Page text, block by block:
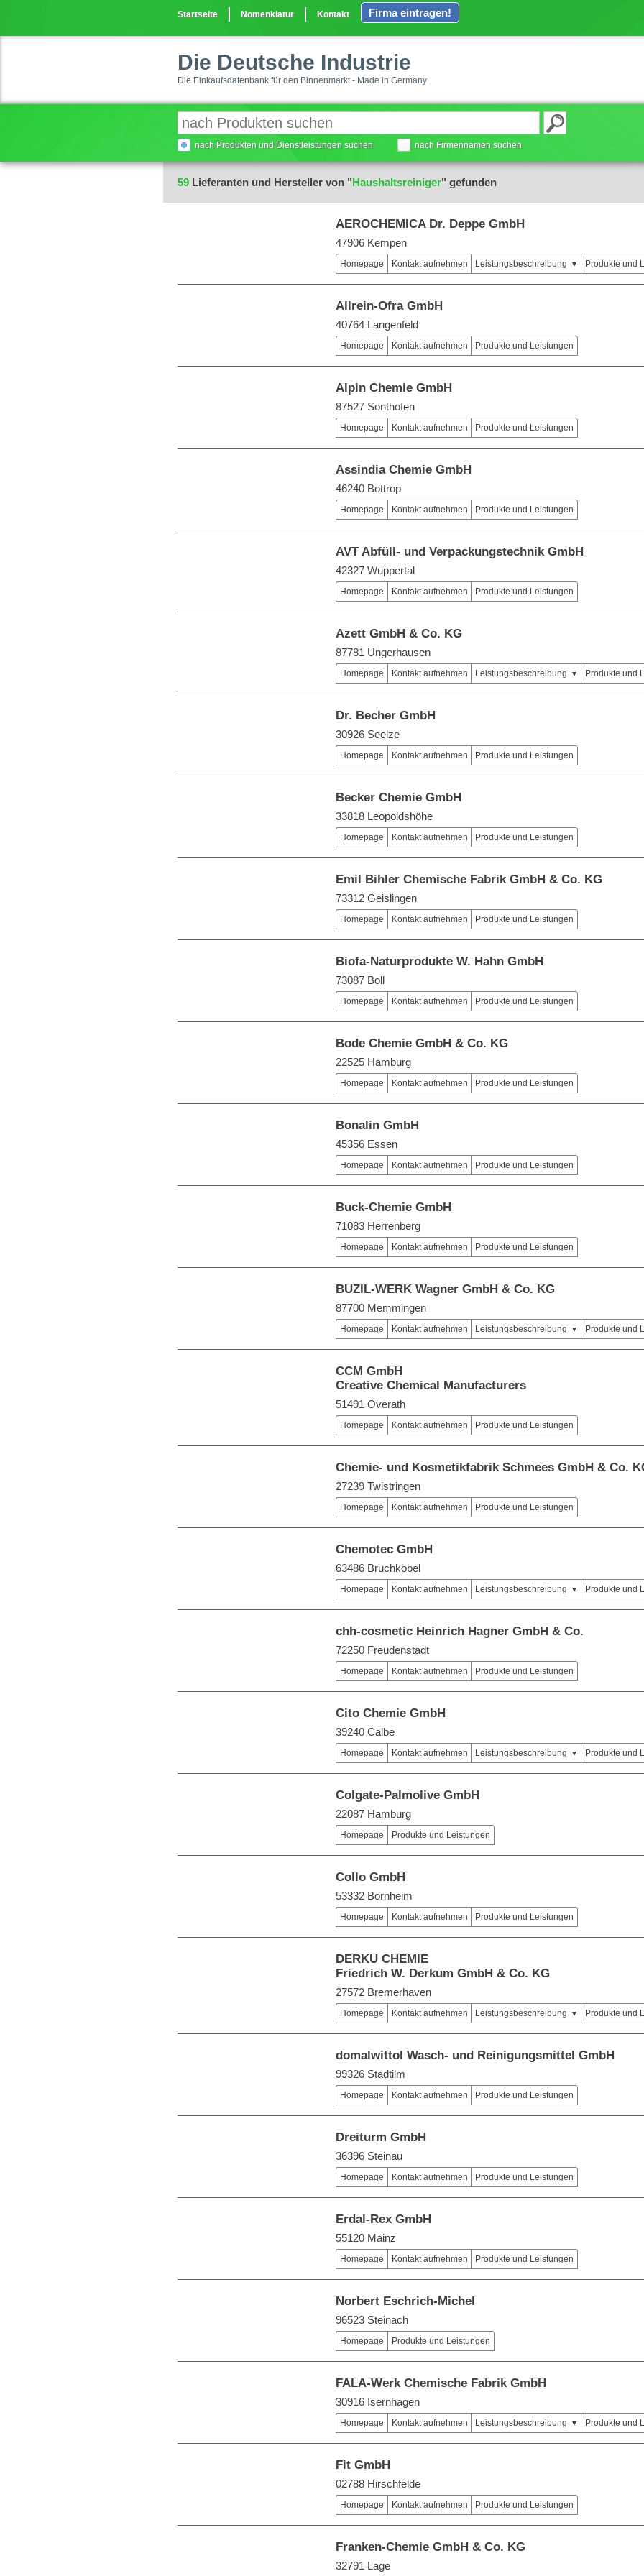
Startseite Nomenklatur Kontakt Firma eintragen!
Die Deutsche Industrie
Die Einkaufsdatenbank für den Binnenmarkt - Made in Germany
nach Produkten und Dienstleistungen suchen nach Firmennamen suchen
59 Lieferanten und Hersteller von "Haushaltsreiniger" gefunden
AEROCHEMICA Dr. Deppe GmbH
47906 Kempen
Homepage Kontakt aufnehmen Leistungsbeschreibung Produkte und
Allrein-Ofra GmbH
40764 Langenfeld
Homepage Kontakt aufnehmen Produkte und Leistungen
Alpin Chemie GmbH
87527 Sonthofen
Homepage Kontakt aufnehmen Produkte und Leistungen
Assindia Chemie GmbH
46240 Bottrop
Homepage Kontakt aufnehmen Produkte und Leistungen
AVT Abfüll- und Verpackungstechnik GmbH
42327 Wuppertal
Homepage Kontakt aufnehmen Produkte und Leistungen
Azett GmbH & Co. KG
87781 Ungerhausen
Homepage Kontakt aufnehmen Leistungsbeschreibung Produkte und
Dr. Becher GmbH
30926 Seelze
Homepage Kontakt aufnehmen Produkte und Leistungen
Becker Chemie GmbH
33818 Leopoldshöhe
Homepage Kontakt aufnehmen Produkte und Leistungen
Emil Bihler Chemische Fabrik GmbH & Co. KG
73312 Geislingen
Homepage Kontakt aufnehmen Produkte und Leistungen
Biofa-Naturprodukte W. Hahn GmbH
73087 Boll
Homepage Kontakt aufnehmen Produkte und Leistungen
Bode Chemie GmbH & Co. KG
22525 Hamburg
Homepage Kontakt aufnehmen Produkte und Leistungen
Bonalin GmbH
45356 Essen
Homepage Kontakt aufnehmen Produkte und Leistungen
Buck-Chemie GmbH
71083 Herrenberg
Homepage Kontakt aufnehmen Produkte und Leistungen
BUZIL-WERK Wagner GmbH & Co. KG
87700 Memmingen
Homepage Kontakt aufnehmen Leistungsbeschreibung Produkte und
CCM GmbH
Creative Chemical Manufacturers
51491 Overath
Homepage Kontakt aufnehmen Produkte und Leistungen
Chemie- und Kosmetikfabrik Schmees GmbH & Co.
27239 Twistringen
Homepage Kontakt aufnehmen Produkte und Leistungen
Chemotec GmbH
63486 Bruchköbel
Homepage Kontakt aufnehmen Leistungsbeschreibung Produkte und
chh-cosmetic Heinrich Hagner GmbH & Co.
72250 Freudenstadt
Homepage Kontakt aufnehmen Produkte und Leistungen
Cito Chemie GmbH
39240 Calbe
Homepage Kontakt aufnehmen Leistungsbeschreibung Produkte und
Colgate-Palmolive GmbH
22087 Hamburg
Homepage Produkte und Leistungen
Collo GmbH
53332 Bornheim
Homepage Kontakt aufnehmen Produkte und Leistungen
DERKU CHEMIE
Friedrich W. Derkum GmbH & Co. KG
27572 Bremerhaven
Homepage Kontakt aufnehmen Leistungsbeschreibung Produkte und
domalwittol Wasch- und Reinigungsmittel GmbH
99326 Stadtilm
Homepage Kontakt aufnehmen Produkte und Leistungen
Dreiturm GmbH
36396 Steinau
Homepage Kontakt aufnehmen Produkte und Leistungen
Erdal-Rex GmbH
55120 Mainz
Homepage Kontakt aufnehmen Produkte und Leistungen
Norbert Eschrich-Michel
96523 Steinach
Homepage Produkte und Leistungen
FALA-Werk Chemische Fabrik GmbH
30916 Isernhagen
Homepage Kontakt aufnehmen Leistungsbeschreibung Produkte und
Fit GmbH
02788 Hirschfelde
Homepage Kontakt aufnehmen Produkte und Leistungen
Franken-Chemie GmbH & Co. KG
32791 Lage